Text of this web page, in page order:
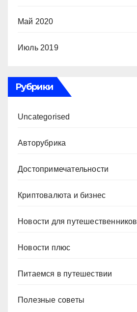
Май 2020
Июль 2019
Рубрики
Uncategorised
Авторубрика
Достопримечательности
Криптовалюта и бизнес
Новости для путешественников
Новости плюс
Питаемся в путешествии
Полезные советы